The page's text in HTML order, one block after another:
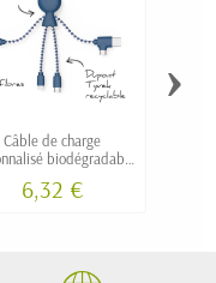
Câble de charge
biodégradable
6,32 €
›